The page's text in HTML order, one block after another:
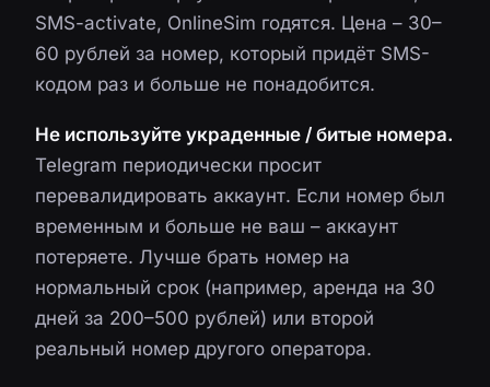
SMS-activate, OnlineSim годятся. Цена – 30–
60 рублей за номер, который придёт SMS-
кодом раз и больше не понадобится.
Не используйте украденные / битые номера.
Telegram периодически просит
перевалидировать аккаунт. Если номер был
временным и больше не ваш – аккаунт
потеряете. Лучше брать номер на
нормальный срок (например, аренда на 30
дней за 200–500 рублей) или второй
реальный номер другого оператора.